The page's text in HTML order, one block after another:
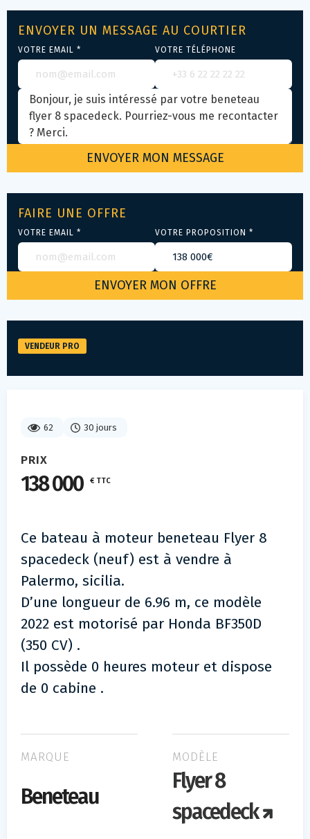
62 30 jours
PRIX
138 000 € TTC
Ce bateau à moteur beneteau Flyer 8
spacedeck (neuf) est à vendre à
Palermo, sicilia.
D’une longueur de 6.96 m, ce modèle
2022 est motorisé par Honda BF350D
(350 CV) .
Il possède 0 heures moteur et dispose
de 0 cabine .
MARQUE
Beneteau
MODÈLE
Flyer 8
spacedeck
ENVOYER UN MESSAGE AU COURTIER
VOTRE EMAIL * VOTRE TÉLÉPHONE
FAIRE UNE OFFRE
VOTRE EMAIL * VOTRE PROPOSITION *
VENDEUR PRO